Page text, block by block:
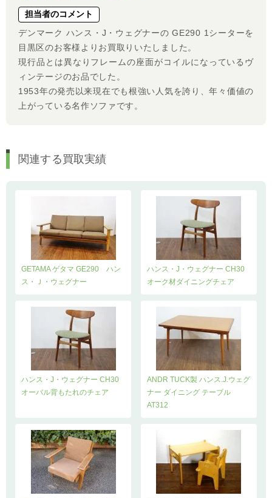
担当者のコメント
デンマーク ハンス・J・ウェグナーの GE290 1シーターを
目黒区のお客様よりお買取りいたしました。
現行品とは異なりフレームの座面がコイルになっているヴ
ィンテージのお品でした。
1953年の発売以来現在でも根強い人気を誇り、年々価値の
上がっている名作ソファです。
関連する買取実績
GETAMA ゲタマ GE290 ハン
ス・Ｊ・ウェグナー
ハンス・J・ウェグナー CH30
オーク材ダイニングチェア
ハンス・J・ウェグナー CH30
オーバル背もたれのチェア
ANDR TUCK製 ハンス.J.ウェグ
ナー ダイニング テーブル
AT312